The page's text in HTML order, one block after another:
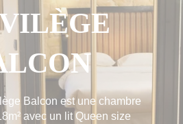
Balcon est une chambre
avec un lit Queen size